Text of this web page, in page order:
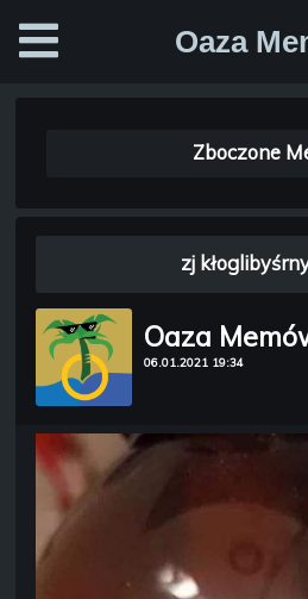
Oaza
Zboczone
Oaza
06.01.2021 19:34
zj